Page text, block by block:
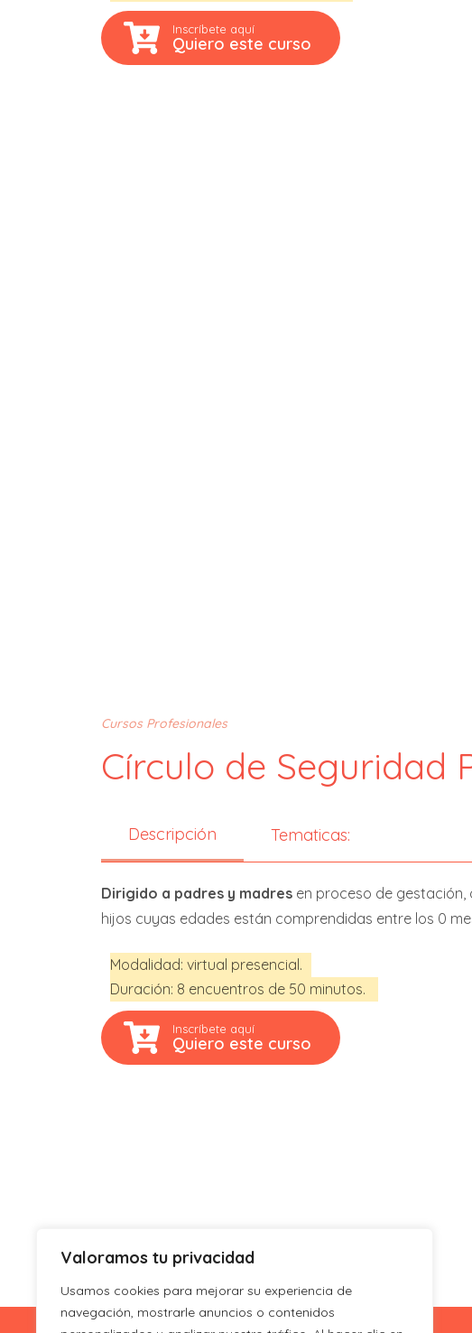
Valoramos tu privacidad
Usamos cookies para mejorar su experiencia de
navegación, mostrarle anuncios o contenidos
Inscríbete aquí
Quiero este curso
Cursos Profesionales
Círculo de Seguridad
Descripción Tematicas:
Dirigido a padres y madres en proceso de gestación,
hijos cuyas edades están comprendidas entre los 0
Modalidad: virtual presencial.
Duración: 8 encuentros de 50 minutos.
Inscríbete aquí
Quiero este curso